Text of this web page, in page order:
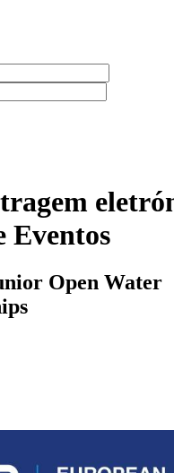
Eventos
Open Water